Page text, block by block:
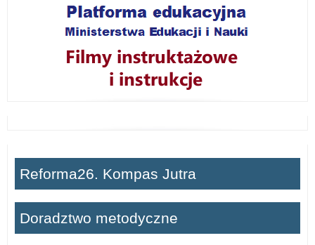
Reforma26. Kompas Jutra
Doradztwo metodyczne